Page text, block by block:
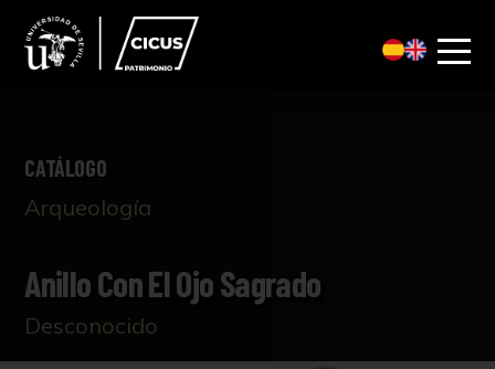
CATÁLOGO
Arqueología
Anillo Con El Ojo Sagrado
Desconocido